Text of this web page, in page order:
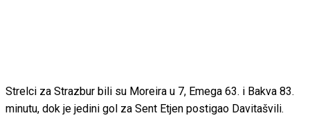
Strelci za Strazbur bili su Moreira u 7, Emega 63. i Bakva 83.
minutu, dok je jedini gol za Sent Etjen postigao Davitašvili.